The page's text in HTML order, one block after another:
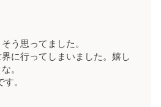
う思ってました。
に行ってしまいました。嬉し
。
す。